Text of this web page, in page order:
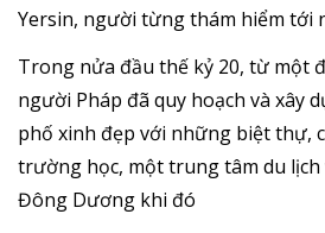
Yersin, người từng thám hiểm tới
Trong nửa đầu thế kỷ 20, từ một
người Pháp đã quy hoạch và xây
phố xinh đẹp với những biệt thự,
trường học, một trung tâm du lịch
Đông Dương khi đó